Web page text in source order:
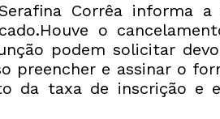
Corrêa informa
o
podem solicitar
preencher e assinar o
da taxa de inscrição e